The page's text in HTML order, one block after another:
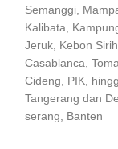
Semanggi,
Kalibata,
Jeruk, Kebon
Casablanca,
Cideng, PIK,
Tangerang dan
serang, Banten